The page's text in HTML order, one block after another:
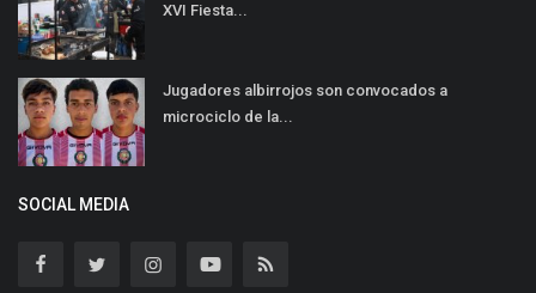
XVI Fiesta...
Jugadores albirrojos son convocados a
microciclo de la...
SOCIAL MEDIA